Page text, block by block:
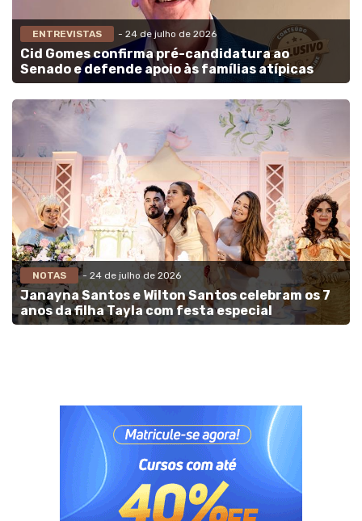
ENTREVISTAS - 24 de julho de 2026
Cid Gomes confirma pré-candidatura ao
Senado e defende apoio às famílias atípicas
NOTAS - 24 de julho de 2026
Janayna Santos e Wilton Santos celebram os 7
anos da filha Tayla com festa especial